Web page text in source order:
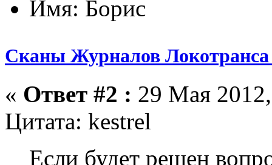
Имя: Борис
Сканы Журналов Локотранса
« Ответ #2 : 29 Мая
Цитата: kestrel
Если будет решен